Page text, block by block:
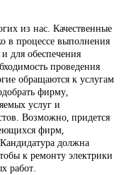
из нас. Качественные
в процессе выполнения
для обеспечения
проведения
обращаются к услугам
фирму,
услуг и
Возможно, придется
фирм,
должна
к ремонту электрики
работ.